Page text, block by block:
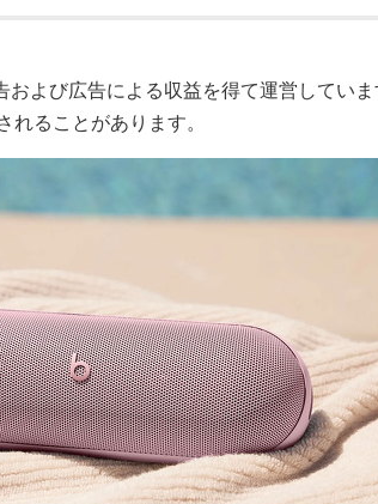
よび広告による収益を得て運営してい
れることがあります。